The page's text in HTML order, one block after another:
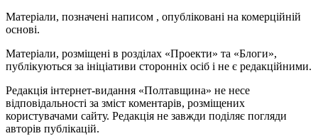
Матеріали, позначені написом , опубліковані на комерційній
основі.
Матеріали, розміщені в розділах «Проекти» та «Блоги»,
публікуються за ініціативи сторонніх осіб і не є редакційними.
Редакція інтернет-видання «Полтавщина» не несе
відповідальності за зміст коментарів, розміщених
користувачами сайту. Редакція не завжди поділяє погляди
авторів публікацій.